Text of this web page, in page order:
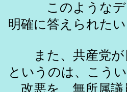
このようなデタ
明確に答えられたい
また、共産党が
というのは、こう
改悪を、無所属議